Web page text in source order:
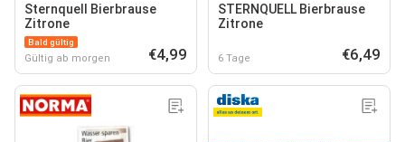
Sternquell Bierbrause
Zitrone
Bald gültig
Gültig ab morgen €4,99
STERNQUELL Bierbrause
Zitrone
6 Tage €6,49